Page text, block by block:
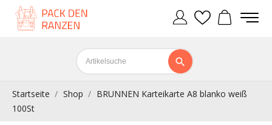
Startseite Shop
BRUNNEN Karteikarte A8 blanko weiß
100St